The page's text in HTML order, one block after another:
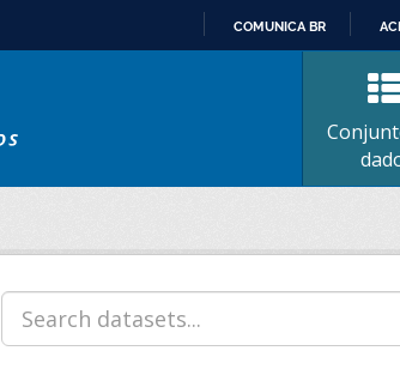
CONTEÚDO
COMUNICA BR